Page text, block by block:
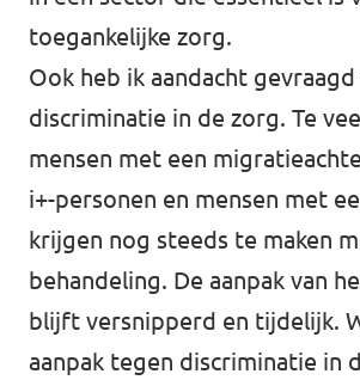
toegankelijke zorg.
Ook heb ik aandacht
discriminatie in de zorg. Te
mensen met een
i+-personen en mensen met
krijgen nog steeds te maken
behandeling. De aanpak van
blijft versnipperd en tijdelijk.
aanpak tegen discriminatie in